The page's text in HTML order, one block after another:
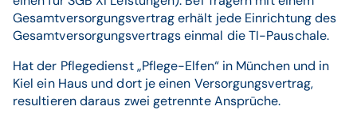
Gesamtversorgungsvertrag erhält jede Einrichtung des
Gesamtversorgungsvertrags einmal die TI-Pauschale.
Hat der Pflegedienst „Pflege-Elfen“ in München und in
Kiel ein Haus und dort je einen Versorgungsvertrag,
resultieren daraus zwei getrennte Ansprüche.